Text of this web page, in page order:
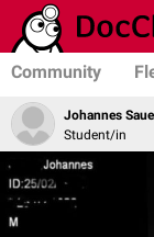
Community
Johannes
Student/in